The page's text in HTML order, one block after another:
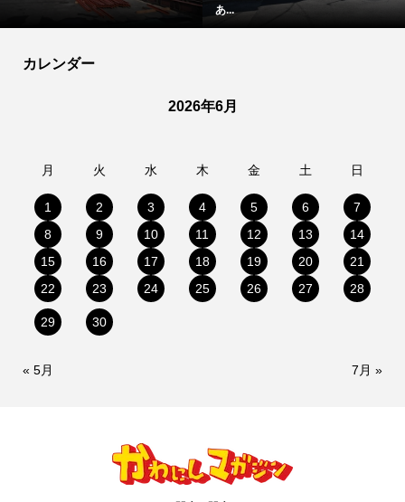
7da...
カレンダー
2026年6月
月 火 水 木 金 土 日
1 2 3 4 5 6
7
8
9 10 11 12 13
14
15
16 17 18 19 20
21
22
23 24 25 26 27 28
29 30
« 5月 7月 »